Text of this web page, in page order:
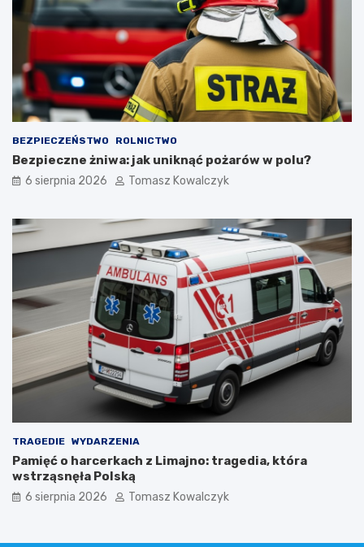
BEZPIECZEŃSTWO ROLNICTWO
Bezpieczne żniwa: jak uniknąć pożarów w polu?
6 sierpnia 2026 Tomasz Kowalczyk
TRAGEDIE WYDARZENIA
Pamięć o harcerkach z Limajno: tragedia, która
wstrząsnęła Polską
6 sierpnia 2026 Tomasz Kowalczyk